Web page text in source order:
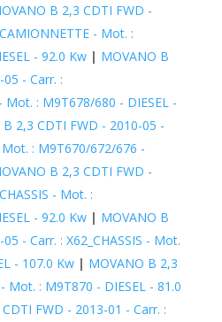
B 2,3 CDTI FWD -
- Mot. :
- 92.0 Kw| MOVANO B
- Carr. :
Mot. : M9T678/680 - DIESEL -
B 2,3 CDTI FWD - 2010-05 -
Mot. : M9T670/672/676 -
B 2,3 CDTI FWD -
- Mot. :
- 92.0 Kw| MOVANO B
- Carr. : X62_CHASSIS - Mot.
- 107.0 Kw| MOVANO B 2,3
Mot. : M9T870 - DIESEL - 81.0
FWD - 2013-01 - Carr. :